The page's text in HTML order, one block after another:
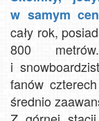
w samym
cały rok,
800
i
fanów
średnio